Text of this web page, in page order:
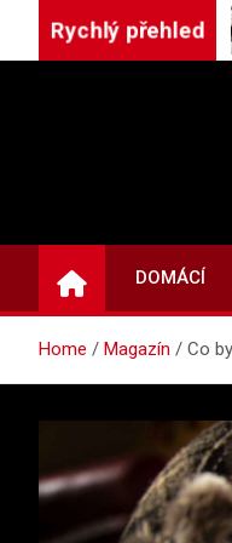
Rychlý přehled
Výstava
DOMÁCÍ
Home Magazín Co